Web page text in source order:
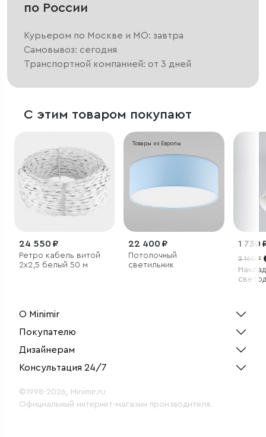
по России
Курьером по Москве и МО: завтра
Самовывоз: сегодня
Транспортной компанией: от 3 дней
С этим товаром покупают
24 550 ₽
Ретро кабель витой
2х2,5 белый 50 м
Товары из Европы
22 400 ₽
Потолочный
светильник
1 730
2 160 ₽
О Minimir
Покупателю
Дизайнерам
Консультация 24/7
©1998-2026, Minimir.ru
Официальный интернет-магазин производителя.